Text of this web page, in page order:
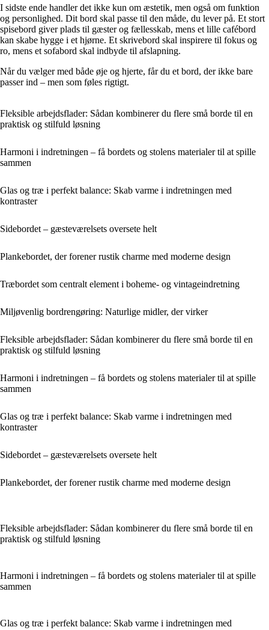
I sidste ende handler det ikke kun om æstetik, men også om funktion
og personlighed. Dit bord skal passe til den måde, du lever på. Et stort
spisebord giver plads til gæster og fællesskab, mens et lille cafébord
kan skabe hygge i et hjørne. Et skrivebord skal inspirere til fokus og
ro, mens et sofabord skal indbyde til afslapning.
Når du vælger med både øje og hjerte, får du et bord, der ikke bare
passer ind – men som føles rigtigt.
Fleksible arbejdsflader: Sådan kombinerer du flere små borde til en
praktisk og stilfuld løsning
Harmoni i indretningen – få bordets og stolens materialer til at spille
sammen
Glas og træ i perfekt balance: Skab varme i indretningen med
kontraster
Sidebordet – gæsteværelsets oversete helt
Plankebordet, der forener rustik charme med moderne design
Træbordet som centralt element i boheme- og vintageindretning
Miljøvenlig bordrengøring: Naturlige midler, der virker
Fleksible arbejdsflader: Sådan kombinerer du flere små borde til en
praktisk og stilfuld løsning
Harmoni i indretningen – få bordets og stolens materialer til at spille
sammen
Glas og træ i perfekt balance: Skab varme i indretningen med
kontraster
Sidebordet – gæsteværelsets oversete helt
Plankebordet, der forener rustik charme med moderne design
Fleksible arbejdsflader: Sådan kombinerer du flere små borde til en
praktisk og stilfuld løsning
Harmoni i indretningen – få bordets og stolens materialer til at spille
sammen
Glas og træ i perfekt balance: Skab varme i indretningen med